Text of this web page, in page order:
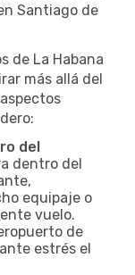
Santiago de
de La Habana
más allá del
del
dentro del
equipaje o
vuelo.
de
estrés el